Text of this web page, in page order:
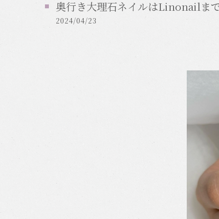
奥行き大理石ネイルはLinonailま
2024/04/23